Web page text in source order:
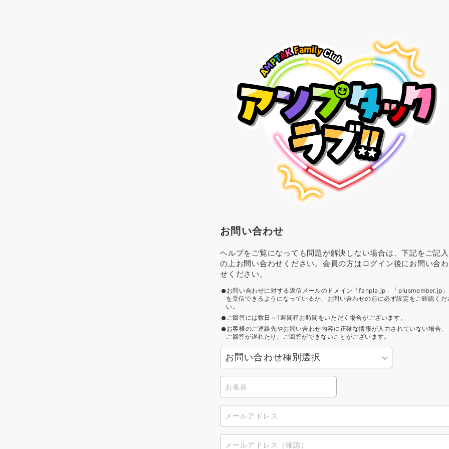
お問い合わせ
ヘルプをご覧になっても問題が解決しない場合は、下記をご記入
の上お問い合わせください。会員の方はログイン後にお問い合わ
せください。
お問い合わせに対する返信メールのドメイン「fanpla.jp」「plusmember.jp」
を受信できるようになっているか、お問い合わせの前に必ず設定をご確認くだ
い。
ご回答には数日～1週間程お時間をいただく場合がございます。
お客様のご連絡先やお問い合わせ内容に正確な情報が入力されていない場合、
ご回答が遅れたり、ご回答ができないことがございます。